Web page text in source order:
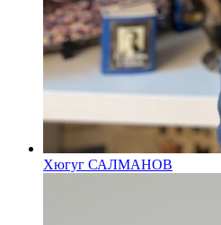
Хюгуг САЛМАНОВ